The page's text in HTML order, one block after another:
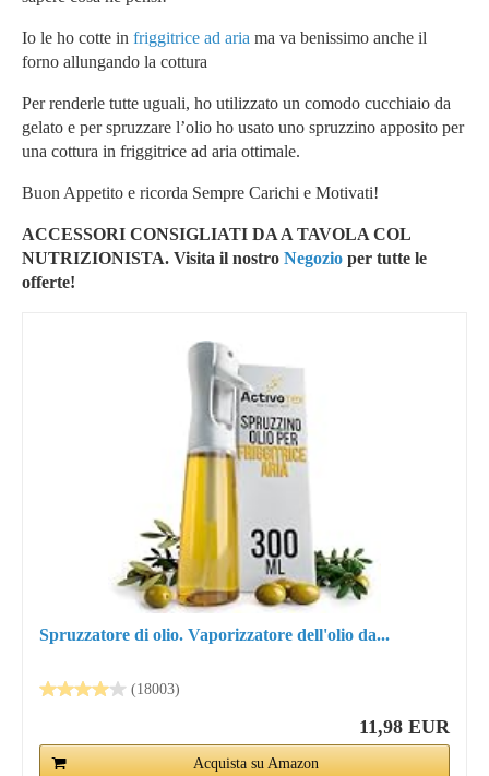
Io le ho cotte in friggitrice ad aria ma va benissimo anche il
forno allungando la cottura
Per renderle tutte uguali, ho utilizzato un comodo cucchiaio da
gelato e per spruzzare l’olio ho usato uno spruzzino apposito per
una cottura in friggitrice ad aria ottimale.
Buon Appetito e ricorda Sempre Carichi e Motivati!
ACCESSORI CONSIGLIATI DA A TAVOLA COL
NUTRIZIONISTA. Visita il nostro Negozio per tutte le
offerte!
Spruzzatore di olio. Vaporizzatore dell'olio da...
(18003)
11,98 EUR
Acquista su Amazon